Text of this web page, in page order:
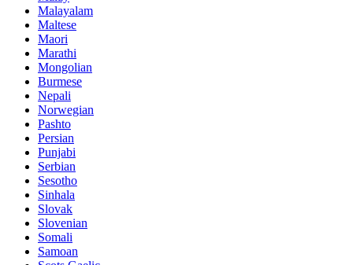
Malayalam
Maltese
Maori
Marathi
Mongolian
Burmese
Nepali
Norwegian
Pashto
Persian
Punjabi
Serbian
Sesotho
Sinhala
Slovak
Slovenian
Somali
Samoan